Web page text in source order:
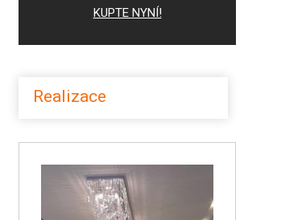
KUPTE NYNÍ!
Realizace